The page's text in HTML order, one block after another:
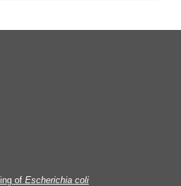
of Escherichia coli